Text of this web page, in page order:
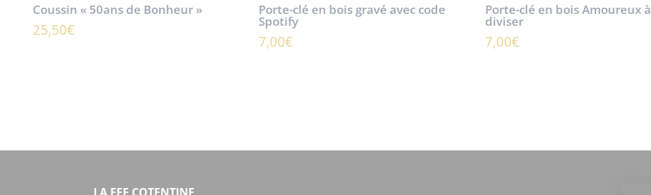
Coussin « 50ans de Bonheur »
25,50€
Porte-clé en bois gravé avec code
Spotify
7,00€
Porte-clé en bois Amoureux à
diviser
7,00€